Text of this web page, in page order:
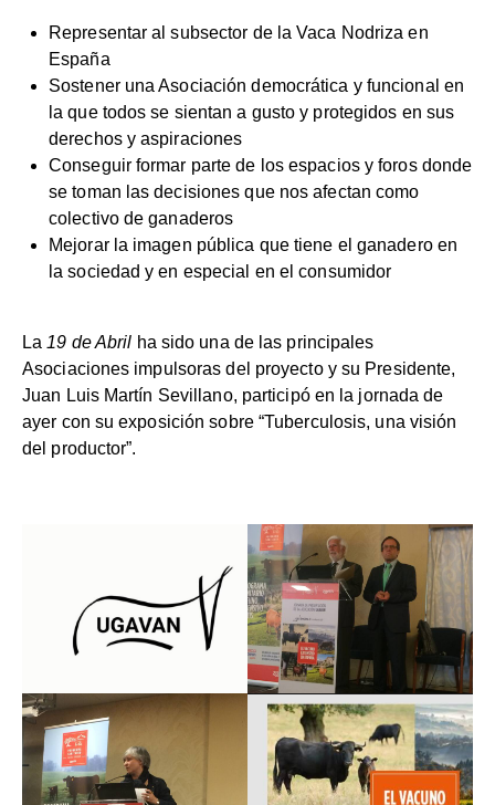
Representar al subsector de la Vaca Nodriza en
España
Sostener una Asociación democrática y funcional en
la que todos se sientan a gusto y protegidos en sus
derechos y aspiraciones
Conseguir formar parte de los espacios y foros donde
se toman las decisiones que nos afectan como
colectivo de ganaderos
Mejorar la imagen pública que tiene el ganadero en
la sociedad y en especial en el consumidor
La 19 de Abril ha sido una de las principales
Asociaciones impulsoras del proyecto y su Presidente,
Juan Luis Martín Sevillano, participó en la jornada de
ayer con su exposición sobre “Tuberculosis, una visión
del productor”.